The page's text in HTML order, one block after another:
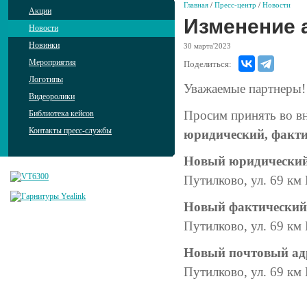
Акции
Новости
Новинки
Мероприятия
Логотипы
Видеоролики
Библиотека кейсов
Контакты пресс-службы
Главная / Пресс-центр / Новости
Изменение
30 марта'2023
Поделиться:
Уважаемые партнеры!
Просим принять во
юридический,
Новый
Путилково, ул. 69
Новый фактический
Путилково, ул. 69
Новый почтовый
Путилково, ул. 69